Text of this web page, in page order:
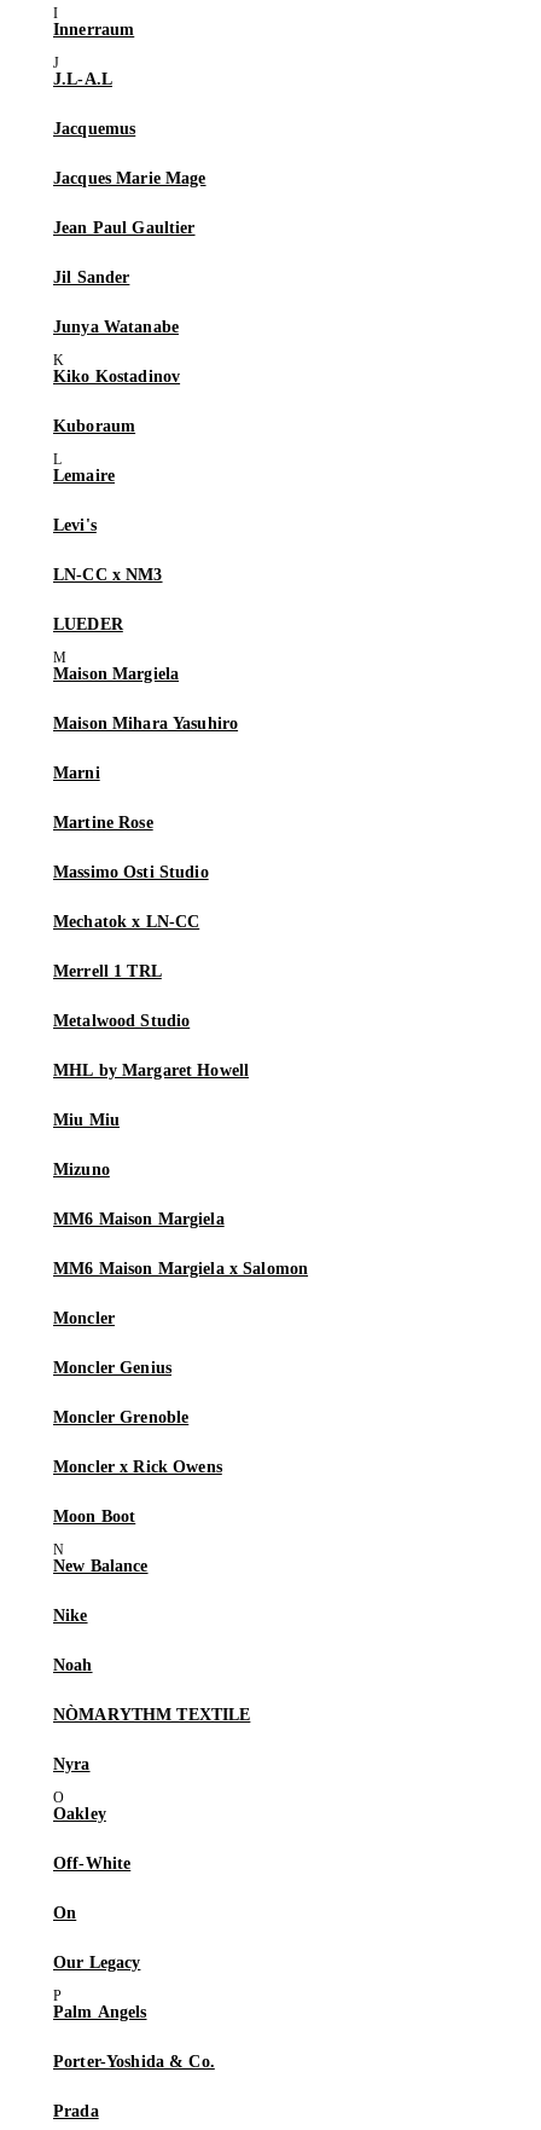
Innerraum
J.L-A.L
Jacquemus
Jacques Marie Mage
Jean Paul Gaultier
Jil Sander
Junya Watanabe
Kiko Kostadinov
Kuboraum
Lemaire
Levi's
LN-CC x NM3
LUEDER
Maison Margiela
Maison Mihara Yasuhiro
Marni
Martine Rose
Massimo Osti Studio
Mechatok x LN-CC
Merrell 1 TRL
Metalwood Studio
MHL by Margaret Howell
Miu Miu
Mizuno
MM6 Maison Margiela
MM6 Maison Margiela x Salomon
Moncler
Moncler Genius
Moncler Grenoble
Moncler x Rick Owens
Moon Boot
New Balance
Nike
Noah
NÒMARYTHM TEXTILE
Nyra
Oakley
Off-White
On
Our Legacy
Palm Angels
Porter-Yoshida & Co.
Prada